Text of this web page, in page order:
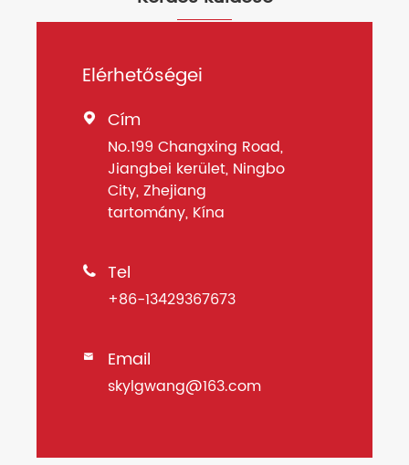
Elérhetőségei
 Cím
No.199 Changxing Road,
Jiangbei kerület, Ningbo
City, Zhejiang
tartomány, Kína
 Tel
+86-13429367673
 Email
skylgwang@163.com